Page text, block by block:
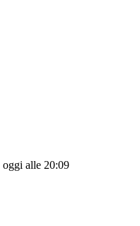
alle 20:09